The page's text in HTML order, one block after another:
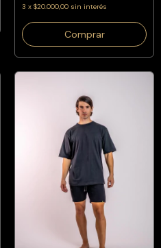
3 x $20.000,00 sin interés
Comprar